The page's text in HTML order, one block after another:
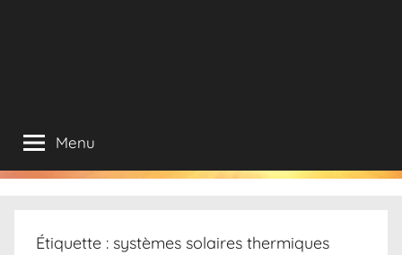
Menu
Étiquette : systèmes solaires thermiques